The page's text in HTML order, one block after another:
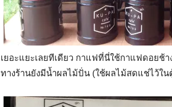
เยอะแยะเลยทีเดียว กาแฟที่นี่ใช้กาแฟดอยช้
ทางร้านยังมีน้ำผลไม้ปั่น (ใช้ผลไม้สดแช่ไว้ใน